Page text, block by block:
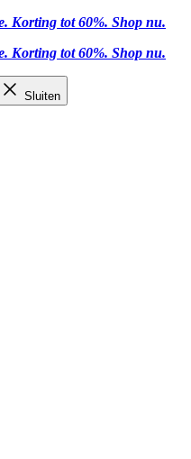
Korting tot 60%. Shop nu.
Korting tot 60%. Shop nu.
Sluiten